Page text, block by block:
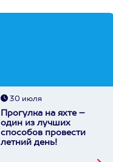
30 июля
Прогулка на яхте –
один из лучших
способов провести
летний день!